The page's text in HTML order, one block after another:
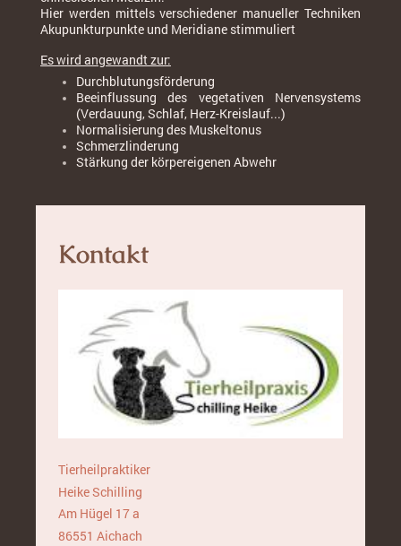
Hier werden mittels verschiedener manueller Techniken
Akupunkturpunkte und Meridiane stimmuliert
Es wird angewandt zur:
Durchblutungsförderung
Beeinflussung des vegetativen Nervensystems
(Verdauung, Schlaf, Herz-Kreislauf...)
Normalisierung des Muskeltonus
Schmerzlinderung
Stärkung der körpereigenen Abwehr
Kontakt
Tierheilpraktiker
HeikeSchilling
Am Hügel 17 a
86551 Aichach